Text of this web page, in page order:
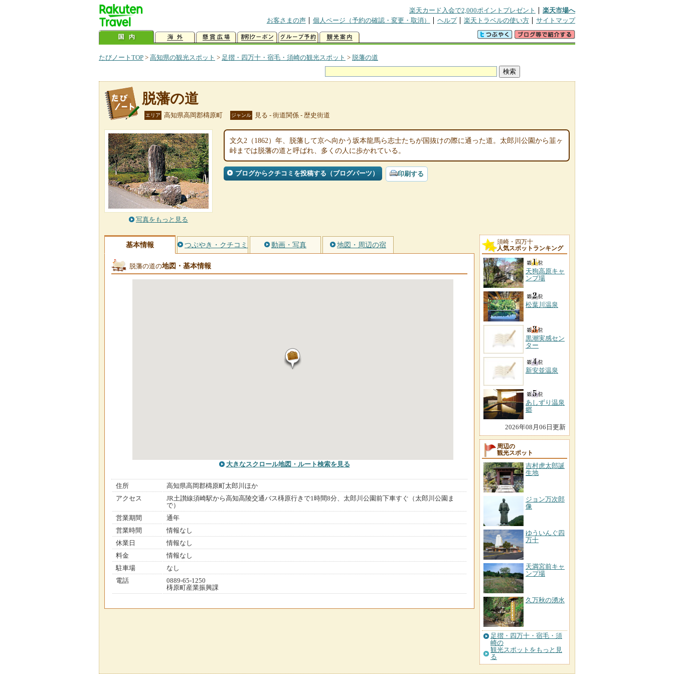
楽天カード入会で2,000ポイントプレゼント
楽天市場へ
お客さまの声
個人ページ（予約の確認・変更・取消） ヘルプ 楽天トラベルの使い方 サイトマップ
たびノートTOP > 高知県の観光スポット > 足摺・四万十・宿毛・須崎の観光スポット > 脱藩の道
脱藩の道
エリア 高知県高岡郡檮原町 ジャンル 見る - 街道関係 - 歴史街道
写真をもっと見る
文久2（1862）年、脱藩して京へ向かう坂本龍馬ら志士たちが国抜けの際に通った道。太郎川公園から韮ヶ
峠までは脱藩の道と呼ばれ、多くの人に歩かれている。
ブログからクチコミを投稿する（ブログパーツ） 印刷する
基本情報 つぶやき・クチコミ 動画・写真 地図・周辺の宿
脱藩の道の地図・基本情報
大きなスクロール地図 ・ルート検索を見る
住所
高知県高岡郡檮原町太郎川ほか
アクセス
JR土讃線須崎駅から高知高陵交通バス梼原行きで1時間8分、太郎川公園前下車すぐ（太郎川公園ま
で）
営業期間
通年
営業時間
情報なし
休業日
情報なし
料金
情報なし
駐車場
なし
電話
0889-65-1250
梼原町産業振興課
須崎・四万十
人気スポットランキング
天狗高原キャ
ンプ場
松葉川温泉
黒潮実感セン
ター
新安並温泉
あしずり温泉
郷
2026年08月06日更新
周辺の
観光スポット
吉村虎太郎誕
生地
ジョン万次郎
像
ゆういんぐ四
万十
天満宮前キャ
ンプ場
久万秋の湧水
足摺・四万十・宿毛・須
崎の
観光スポットをもっと見
る